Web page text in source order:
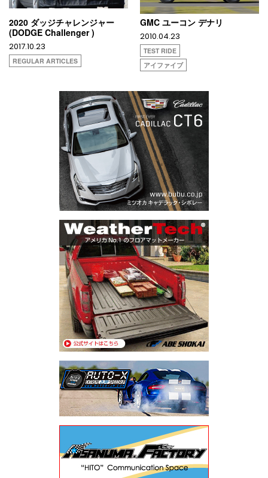
2020 ダッジチャレンジャー
(DODGE Challenger )
2017.10.23
REGULAR ARTICLES
GMC ユーコン デナリ
2010.04.23
TEST RIDE
アイファイブ